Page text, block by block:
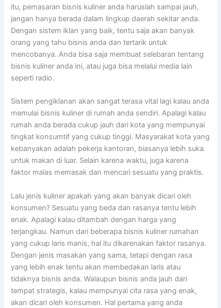
itu, pemasaran bisnis kuliner anda haruslah sampai jauh,
jangan hanya berada dalam lingkup daerah sekitar anda.
Dengan sistem iklan yang baik, tentu saja akan banyak
orang yang tahu bisnis anda dan tertarik untuk
mencobanya. Anda bisa saja membuat selebaran tentang
bisnis kuliner anda ini, atau juga bisa melalui media lain
seperti radio.
Sistem pengiklanan akan sangat terasa vital lagi kalau anda
memulai bisnis kuliner di rumah anda sendiri. Apalagi kalau
rumah anda berada cukup jauh dari kota yang mempunyai
tingkat konsumtif yang cukup tinggi. Masyarakat kota yang
kebanyakan adalah pekerja kantoran, biasanya lebih suka
untuk makan di luar. Selain karena waktu, juga karena
faktor malas memasak dan mencari sesuatu yang praktis.
Lalu jenis kuliner apakah yang akan banyak dicari oleh
konsumen? Sesuatu yang beda dan rasanya tentu lebih
enak. Apalagi kalau ditambah dengan harga yang
terjangkau. Namun dari beberapa bisnis kuliner rumahan
yang cukup laris manis, hal itu dikarenakan faktor rasanya.
Dengan jenis masakan yang sama, tetapi dengan rasa
yang lebih enak tentu akan membedakan laris atau
tidaknya bisnis anda. Walaupun bisnis anda jauh dari
tempat strategis, kalau mempunyai cita rasa yang enak,
akan dicari oleh konsumen. Hal pertama yang anda